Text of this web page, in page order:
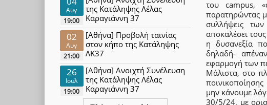
του campus,
παρατηρώντας
συλλήψεις
αποκαλέσει
η δυσανεξία
δηλαδή-
εφαρμογή των
Μάλιστα, στο
μην κάνουμε
30/5/24, με
Αυγ
19:00
της Κατάληψης Λέλας
Καραγιάννη 37
02
Αυγ
21:00
[Αθήνα] Προβολή ταινίας
στον κήπο της Κατάληψης
ΛΚ37
26
Ιουλ
19:00
[Αθήνα] Ανοιχτή Συνέλευση
της Κατάληψης Λέλας
Καραγιάννη 37